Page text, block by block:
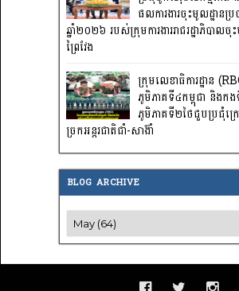
ផលការងារចុះមូលដ្ឋានប្
ឆ្នាំ២០២៦ របស់ក្រុមការងាររាជរដ្ឋាភិបាលចុះ
ព្រៃវែង
ក្រុមលេខាធិការដ្ឋាន
ភូមិភាគទី៤កម្ពុជា និងក
ភូមិភាគទី២ថៃជួបប្រជុំក្រៅ
ច្រកអន្តរជាតិជាំ-សាង៊ាំ
BLOG ARCHIVE